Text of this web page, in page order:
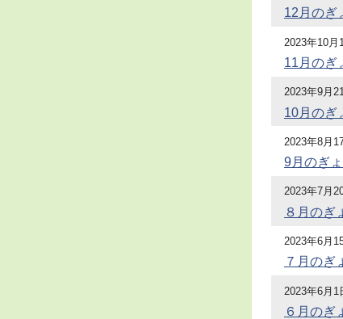
12月のぎ
2023年10月
11月のぎ
2023年9月
10月のぎ
2023年8月
9月のぎ
2023年7月
８月のぎ
2023年6月
７月のぎ
2023年6月1
６月のぎ